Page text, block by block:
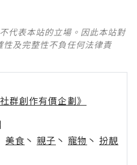
代表本站的立場。因此本站對
及完整性不負任何法律責
群創作有價企劃》
美食 丶 親子 丶 寵物 丶 扮靚